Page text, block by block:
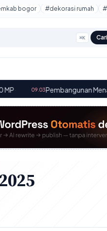
bogor #dekorasi rumah
⌘K Cari
Pembangunan Menara BTS di